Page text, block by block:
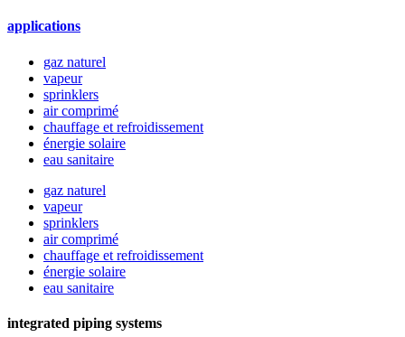
applications
gaz naturel
vapeur
sprinklers
air comprimé
chauffage et refroidissement
énergie solaire
eau sanitaire
gaz naturel
vapeur
sprinklers
air comprimé
chauffage et refroidissement
énergie solaire
eau sanitaire
integrated piping systems